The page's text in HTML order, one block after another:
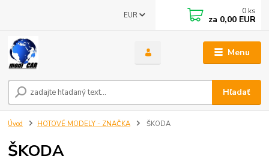
Menu
EUR
Hľadať
0 ks
za 0,00 EUR
Úvod HOTOVÉ MODELY - ZNAČKA ŠKODA
ŠKODA